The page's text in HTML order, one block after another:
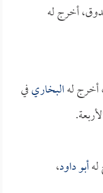
أخرج له
أخرج لهالبخاريفي
لهأبو داود،